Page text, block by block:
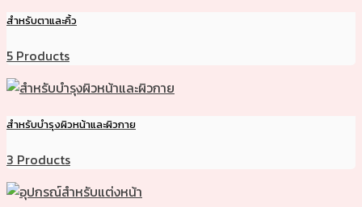
สำหรับตาและคิ้ว
5 Products
สำหรับบำรุงผิวหน้าและผิวกาย
3 Products